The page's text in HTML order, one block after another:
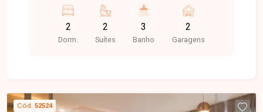
Uberlândia, supermercados, restaurantes,
comércios e diversos serviços, além de fácil
acesso às principais vias, tornando o bairro uma
em dois ambientes integrada à varanda gourmet
2
Dorm.
2
Suítes
3
Banho
2
Garagens
Cód. 52524